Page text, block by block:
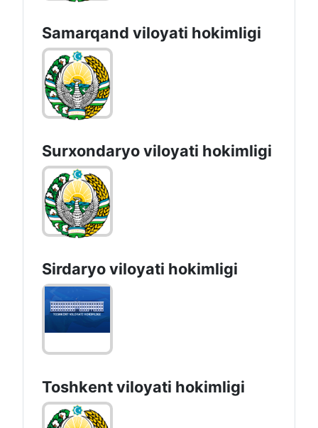
Samarqand viloyati hokimligi
Surxondaryo vilоyati hоkimligi
Sirdaryo vilоyati hоkimligi
Toshkent vilоyati hоkimligi